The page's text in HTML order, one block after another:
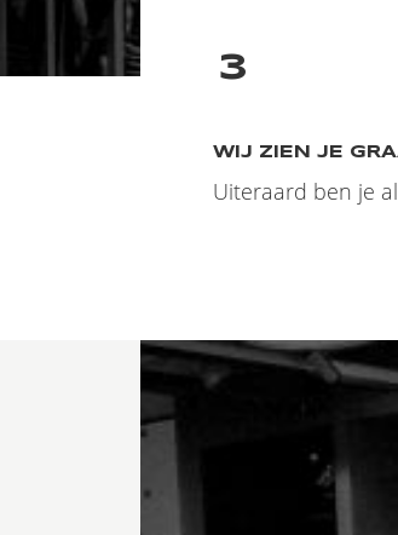
3
WIJ ZIEN JE
Uiteraard ben je